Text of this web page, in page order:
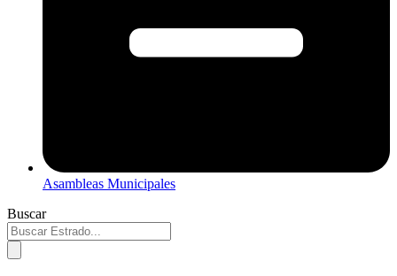
Asambleas Municipales
Buscar